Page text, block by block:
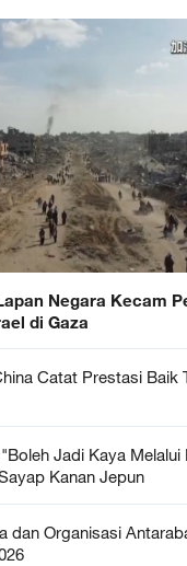
Negara Kecam
di Gaza
Catat Prestasi Baik
Jadi Kaya Melalui
Kanan Jepun
dan Organisasi